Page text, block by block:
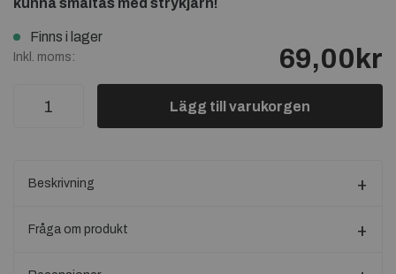
kunna smältas med strykjärn!
Finns i lager
Inkl. moms: 69,00kr
Lägg till varukorgen
Beskrivning
Fråga om produkt